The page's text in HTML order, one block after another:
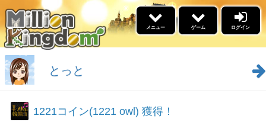
メニュー
ゲーム
景品交換
福引
ゲーム ×
5リール
ログイン
とっと
1221コイン(1221 owl) 獲得！